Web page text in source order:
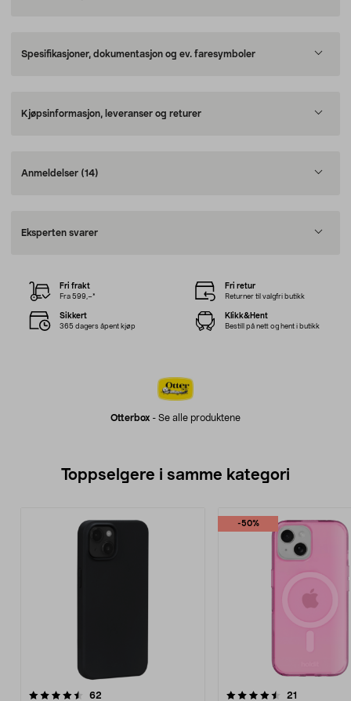
Spesifikasjoner, dokumentasjon og ev. faresymboler
Kjøpsinformasjon, leveranser og returer
Anmeldelser (14)
Eksperten svarer
Otterbox - Se alle produktene
Fri frakt
Fra 599,–*
Fri retur
Returner til valgfri butikk
Sikkert
365 dagers åpent kjøp
Klikk&Hent
Bestill på nett og hent i butikk
Toppselgere i samme kategori
62
-50%
4.5 av 5 stjerner 21
4.5 av 5 stjerner